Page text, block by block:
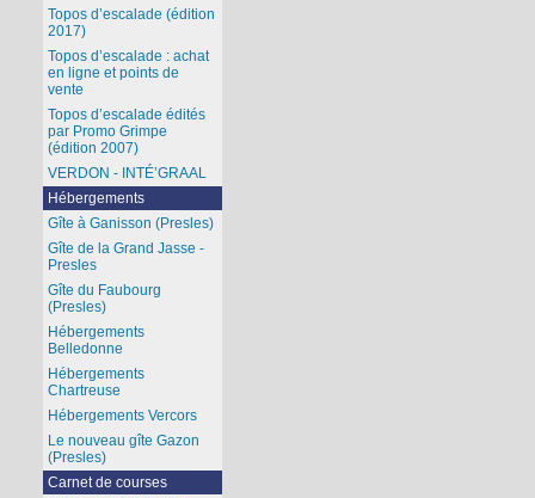
Topos d’escalade (édition
2017)
Topos d’escalade : achat
en ligne et points de
vente
Topos d’escalade édités
par Promo Grimpe
(édition 2007)
VERDON - INTÉ’GRAAL
Hébergements
Gîte à Ganisson (Presles)
Gîte de la Grand Jasse -
Presles
Gîte du Faubourg
(Presles)
Hébergements
Belledonne
Hébergements
Chartreuse
Hébergements Vercors
Le nouveau gîte Gazon
(Presles)
Carnet de courses